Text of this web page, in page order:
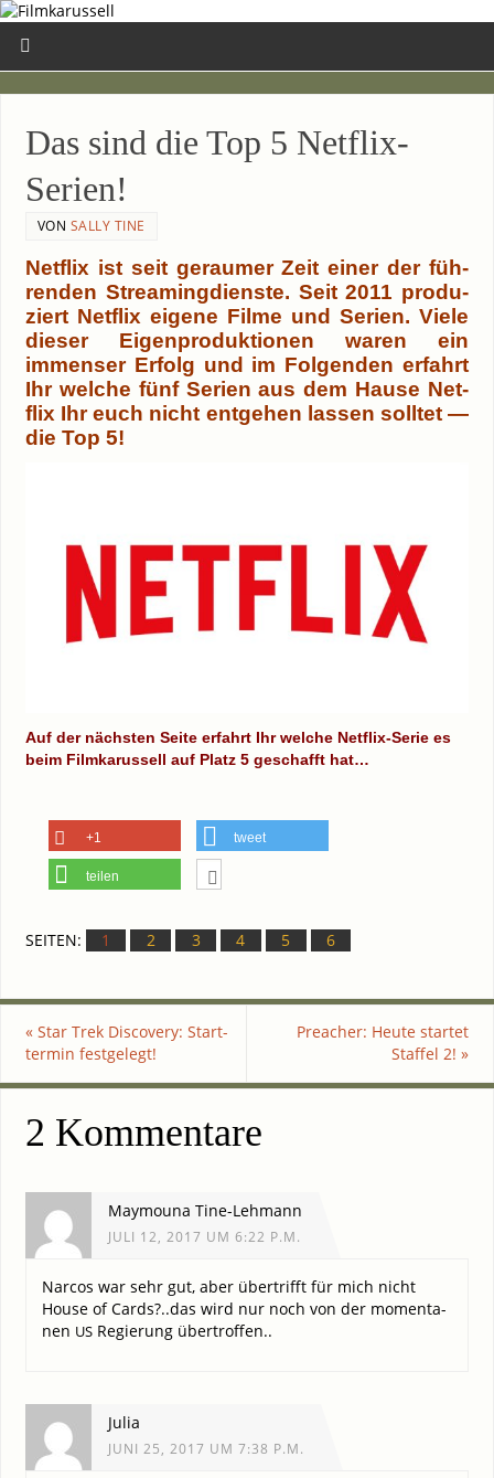
Das sind die Top 5 Netflix-
Serien!
VON SALLY TINE
Net­flix ist seit gerau­mer Zeit einer der füh­
ren­den Strea­ming­diens­te. Seit 2011 pro­du­
ziert Net­flix eige­ne Fil­me und Seri­en. Vie­le
die­ser Eigen­pro­duk­tio­nen waren ein
immenser Erfolg und im Fol­gen­den erfahrt
Ihr wel­che fünf Seri­en aus dem Hau­se Net­
flix Ihr euch nicht ent­ge­hen las­sen soll­tet —
die Top 5!
Auf der nächs­ten Sei­te erfahrt Ihr wel­che Netflix-Serie es
beim Film­ka­rus­sell auf Platz 5 geschafft hat…
+1 tweet
teilen
SEITEN: 1 2 3 4 5 6
«Star Trek Dis­co­very: Start­
ter­min festgelegt!
Pre­a­cher: Heu­te star­tet
Staf­fel 2!»
2 Kommentare
Maymouna Tine-Lehmann
JULI 12, 2017 UM 6:22 P.M.
Nar­cos war sehr gut, aber über­trifft für mich nicht
House of Cards?..das wird nur noch von der momen­ta­
nen USRegie­rung übertroffen..
Julia
JUNI 25, 2017 UM 7:38 P.M.